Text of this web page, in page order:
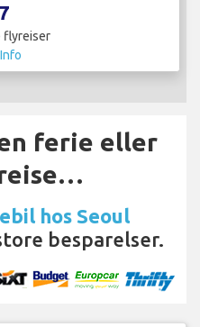
flyreiser
ferie eller
hos Seoul
besparelser.